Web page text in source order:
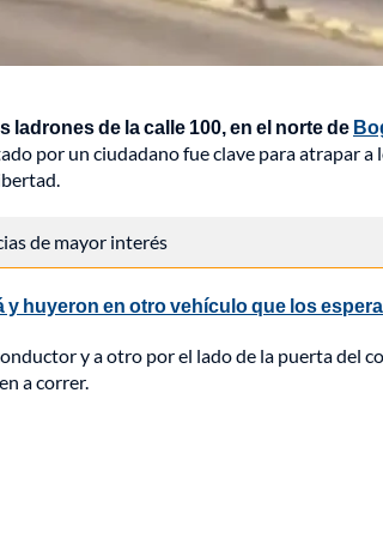
de la calle 100, en el norte de
por un ciudadano fue clave para atrapar a
de mayor interés
huyeron en otro vehículo que los
y a otro por el lado de la puerta del
a correr.